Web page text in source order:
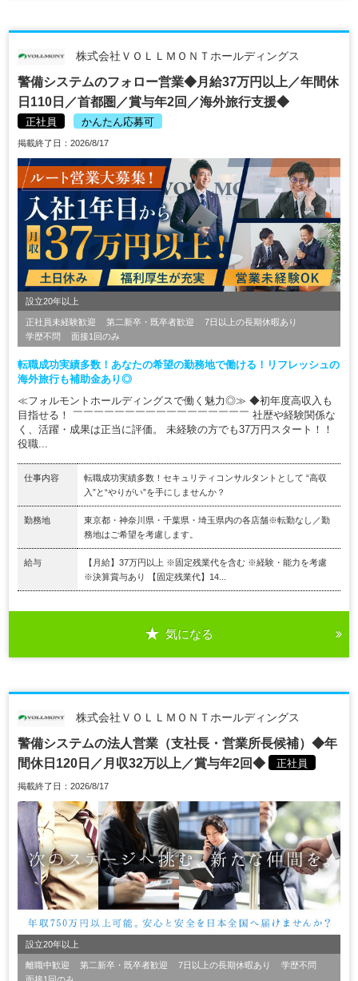
株式会社ＶＯＬＬＭＯＮＴホールディングス
警備システムのフォロー営業◆月給37万円以上／年間休
日110日／首都圏／賞与年2回／海外旅行支援◆
正社員 かんたん応募可
掲載終了日：2026/8/17
設立20年以上
正社員未経験歓迎 第二新卒・既卒者歓迎
7日以上の長期休暇あり
学歴不問
面接1回のみ
転職成功実績多数！あなたの希望の勤務地で働ける！リフレッシュの
海外旅行も補助金あり◎
≪フォルモントホールディングスで働く魅力◎≫ ◆初年度高収入も
目指せる！ ￣￣￣￣￣￣￣￣￣￣￣￣￣￣￣￣￣ 社歴や経験関係な
く、活躍・成果は正当に評価。 未経験の方でも37万円スタート！！
役職...
仕事内容
転職成功実績多数！セキュリティコンサルタントとして “高収
入”と“やりがい”を手にしませんか？
勤務地
東京都・神奈川県・千葉県・埼玉県内の各店舗※転勤なし／勤
務地はご希望を考慮します。
給与
【月給】37万円以上 ※固定残業代を含む ※経験・能力を考慮
※決算賞与あり 【固定残業代】14...
気になる
株式会社ＶＯＬＬＭＯＮＴホールディングス
警備システムの法人営業（支社長・営業所長候補）◆年
間休日120日／月収32万以上／賞与年2回◆
正社員
掲載終了日：2026/8/17
設立20年以上
離職中歓迎 第二新卒・既卒者歓迎 7日以上の長期休暇あり
学歴不問